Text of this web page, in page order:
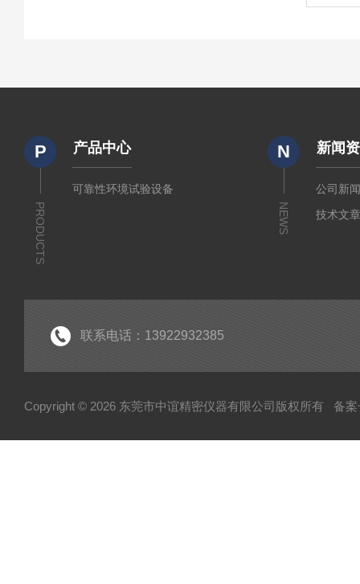
P
PRODUCTS
产品中心
可靠性环境试验设备
N
NEWS
新闻
公司新
技术文
联系电话：13922932385
Copyright © 2026 东莞市中谊精密仪器有限公司版权所有 备案